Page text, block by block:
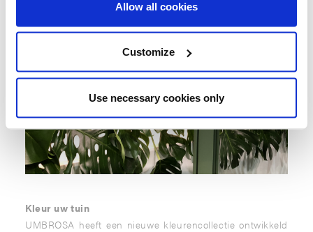
Allow all cookies
Customize
Use necessary cookies only
Kleur uw tuin
UMBROSA heeft een nieuwe kleurencollectie ontwikkeld